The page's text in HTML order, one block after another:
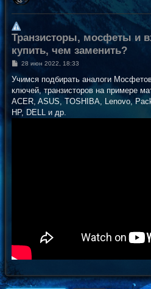
Транзисторы, мосфеты и
купить, чем заменить?
С
о
щ
е
и
28 июн 2022, 18:33
Учимся подбирать аналоги
ключей, транзисторов на примере
ACER, ASUS, TOSHIBA, Lenovo,
HP, DELL и др.